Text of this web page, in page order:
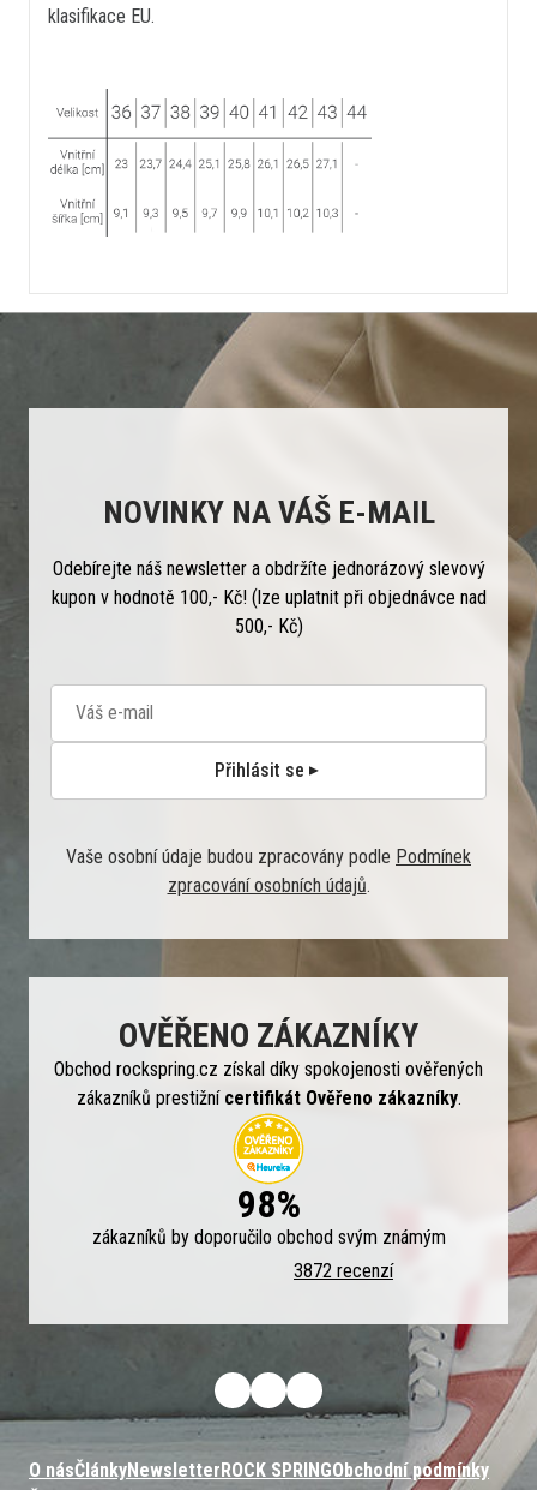
klasifikace EU.
NOVINKY NA VÁŠ E-MAIL
Odebírejte náš newsletter a obdržíte jednorázový slevový
kupon v hodnotě 100,- Kč! (lze uplatnit při objednávce nad
500,- Kč)
Přihlásit se
Vaše osobní údaje budou zpracovány podle Podmínek
zpracování osobních údajů.
OVĚŘENO ZÁKAZNÍKY
Obchod rockspring.cz získal díky spokojenosti ověřených
zákazníků prestižní certifikát Ověřeno zákazníky.
98%
zákazníků by doporučilo obchod svým známým
3872 recenzí
O násČlánkyNewsletter ROCK SPRINGObchodní podmínky